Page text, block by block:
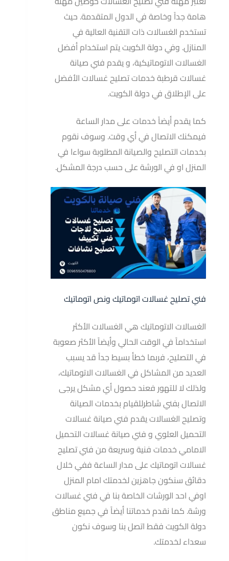
هامة جداً وخاصة في الدول المتقدمة. حيث
تستخدم الغسالات ذات التقنية العالية في
المنازل. وفي دولة الكويت يتم استخدام أفضل
الغسالات الاتوماتيكية، و يقدم فني صيانة
غسالات قرطبة خدمات تصليح غسالات الأفضل
على الإطلاق في دولة الكويت.
كما يقدم أيضاً خدمات على مدار الساعة
فيمكنك الاتصال في أي وقت. وسوف نقوم
بخدمات التصليح والصيانة المطلوبة سواءا في
المنزل او في الورشة على حسب درجة المشكل.
فني تصليح غسالات اتوماتيك ونص اتوماتيك
الغسالات الاتوماتيك هي الغسالات الأكثر
استخداماً في الوقت الحالي وأيضاً الأكثر صعوبة
في التصليح، فربما خطأ بسيط جداً قد يسبب
العديد من المشاكل في الغسالات الاتوماتيك،
ولذلك لا للتهور فعند حصول أي مشكل يرجى
الاتصال بفني شاطرللقيام بخدمات الصيانة
وتصليح الغسالات يقدم فني صيانة غسالات
التحميل العلوي و فني صيانة غسالات التحميل
الامامي خدمات فنية وسريعة من فني تصليح
غسالات اتوماتيك على مدار الساعة ففي خلال
دقائق سنكون جاهزين لخدمتك امام المنزل
اوفي احد الورشات الخاصة بنا في فني غسالات
ورشة. كما نقدم خدماتنا أيضاً في جميع مناطق
دولة الكويت فقط اتصل بنا وسوف نكون
سعداء لخدمتك.
02
ساعة
:45
دقيقة
:00
ثانية
اتصل الآن مجاناً